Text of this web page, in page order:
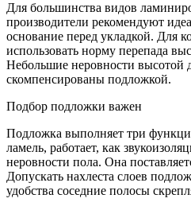
Для большинства видов
производители рекомендуют
основание перед укладкой. Для
использовать норму перепада
Небольшие неровности высотой
скомпенсированы подложкой.
Подбор подложки важен
Подложка выполняет три
ламель, работает, как
неровности пола. Она
Допускать нахлеста слоев
удобства соседние полосы